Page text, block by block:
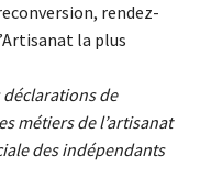
rendez-
la plus
déclarations de
métiers de l’artisanat
des indépendants